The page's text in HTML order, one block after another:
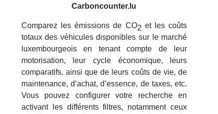
Carboncounter.lu
Comparez les émissions de CO2 et les coûts
totaux des véhicules disponibles sur le marché
luxembourgeois en tenant compte de leur
motorisation, leur cycle économique, leurs
comparatifs, ainsi que de leurs coûts de vie, de
maintenance, d’achat, d’essence, de taxes, etc.
Vous pouvez configurer votre recherche en
activant les différents filtres, notamment ceux